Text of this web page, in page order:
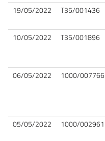
19/05/2022 T35/001436
10/05/2022 T35/001896
06/05/2022 1000/007766
05/05/2022 1000/002961